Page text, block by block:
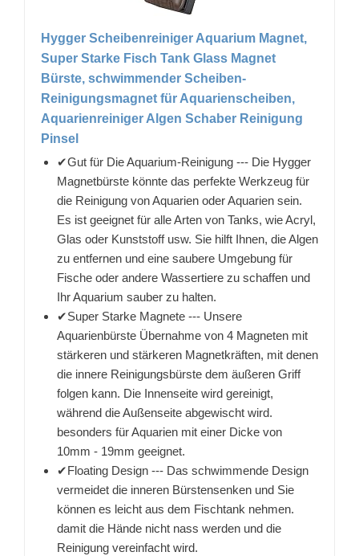
Hygger Scheibenreiniger Aquarium Magnet,
Super Starke Fisch Tank Glass Magnet
Bürste, schwimmender Scheiben-
Reinigungsmagnet für Aquarienscheiben,
Aquarienreiniger Algen Schaber Reinigung
Pinsel
✔Gut für Die Aquarium-Reinigung --- Die Hygger
Magnetbürste könnte das perfekte Werkzeug für
die Reinigung von Aquarien oder Aquarien sein.
Es ist geeignet für alle Arten von Tanks, wie Acryl,
Glas oder Kunststoff usw. Sie hilft Ihnen, die Algen
zu entfernen und eine saubere Umgebung für
Fische oder andere Wassertiere zu schaffen und
Ihr Aquarium sauber zu halten.
✔Super Starke Magnete --- Unsere
Aquarienbürste Übernahme von 4 Magneten mit
stärkeren und stärkeren Magnetkräften, mit denen
die innere Reinigungsbürste dem äußeren Griff
folgen kann. Die Innenseite wird gereinigt,
während die Außenseite abgewischt wird.
besonders für Aquarien mit einer Dicke von
10mm - 19mm geeignet.
✔Floating Design --- Das schwimmende Design
vermeidet die inneren Bürstensenken und Sie
können es leicht aus dem Fischtank nehmen.
damit die Hände nicht nass werden und die
Reinigung vereinfacht wird.